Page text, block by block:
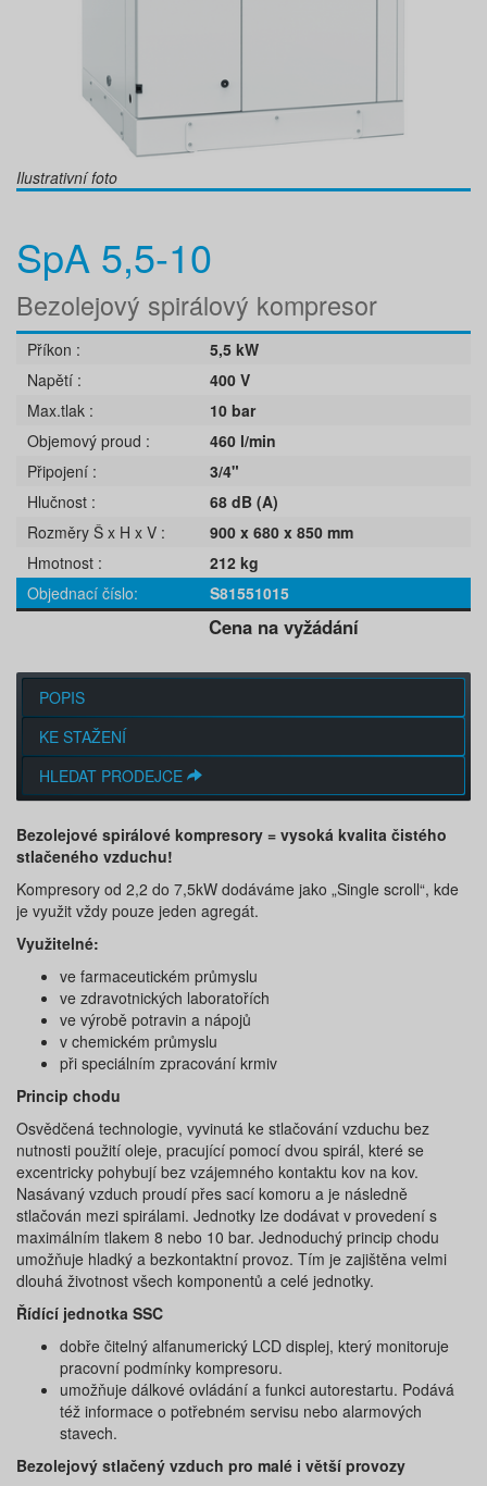
Ilustrativní foto
SpA 5,5-10
Bezolejový spirálový kompresor
Příkon
5,5 kW
Napětí
400 V
Max.tlak
10 bar
Objemový proud
460 l/min
Připojení
3/4"
Hlučnost
68 dB (A)
Rozměry Š x H x V
900 x 680 x 850 mm
Hmotnost
212 kg
Objednací číslo
S81551015
Cena na vyžádání
POPIS
KE STAŽENÍ
HLEDAT PRODEJCE
Bezolejové spirálové kompresory = vysoká kvalita čistého
stlačeného vzduchu!
Kompresory od 2,2 do 7,5kW dodáváme jako „Single scroll“, kde
je využit vždy pouze jeden agregát.
Využitelné:
ve farmaceutickém průmyslu
ve zdravotnických laboratořích
ve výrobě potravin a nápojů
v chemickém průmyslu
při speciálním zpracování krmiv
Princip chodu
Osvědčená technologie, vyvinutá ke stlačování vzduchu bez
nutnosti použití oleje, pracující pomocí dvou spirál, které se
excentricky pohybují bez vzájemného kontaktu kov na kov.
Nasávaný vzduch proudí přes sací komoru a je následně
stlačován mezi spirálami. Jednotky lze dodávat v provedení s
maximálním tlakem 8 nebo 10 bar. Jednoduchý princip chodu
umožňuje hladký a bezkontaktní provoz. Tím je zajištěna velmi
dlouhá životnost všech komponentů a celé jednotky.
Řídící jednotka SSC
dobře čitelný alfanumerický LCD displej, který monitoruje
pracovní podmínky kompresoru.
umožňuje dálkové ovládání a funkci autorestartu. Podává
též informace o potřebném servisu nebo alarmových
stavech.
Bezolejový stlačený vzduch pro malé i větší provozy